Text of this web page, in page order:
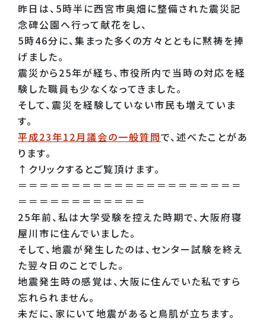
昨日は、5時半に西宮市奥畑に整備された震災記
念碑公園へ行って献花をし、
5時46分に、集まった多くの方々とともに黙祷を捧
げました。
震災から25年が経ち、市役所内で当時の対応を経
験した職員も少なくなってきました。
そして、震災を経験していない市民も増えていま
す。
平成23年12月議会の一般質問で、述べたことがあ
ります。
↑クリックするとご覧頂けます。
＝＝＝＝＝＝＝＝＝＝＝＝＝＝＝＝＝＝＝＝＝
＝＝＝＝＝＝＝＝＝＝＝＝
25年前、私は大学受験を控えた時期で、大阪府寝
屋川市に住んでいました。
そして、地震が発生したのは、センター試験を終え
た翌々日のことでした。
地震発生時の感覚は、大阪に住んでいた私ですら
忘れられません。
未だに、家にいて地震があると鳥肌が立ちます。